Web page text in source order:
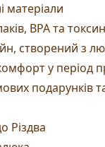
матеріали
BPA та
створений з
у період
подарунків
Різдва